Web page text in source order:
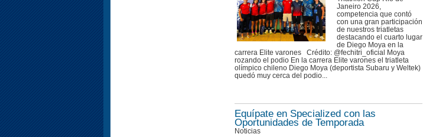
Janeiro 2026,
competencia que contó
con una gran participación
de nuestros triatletas
destacando el cuarto lugar
de Diego Moya en la
carrera Elite varones Crédito: @fechitri_oficial Moya
rozando el podio En la carrera Elite varones el triatleta
olímpico chileno Diego Moya (deportista Subaru y Weltek)
quedó muy cerca del podio...
Equípate en Specialized con las
Oportunidades de Temporada
Noticias